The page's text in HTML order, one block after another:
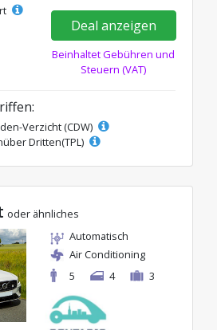
Deal anzeigen
Beinhaltet Gebühren und
Steuern (VAT)
Verzicht (CDW)
Dritten(TPL)
oder ähnliches
Automatisch
Air Conditioning
5
4 3